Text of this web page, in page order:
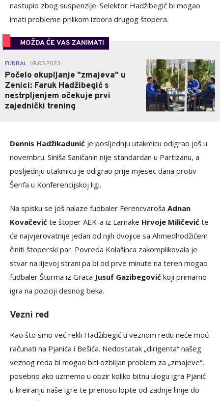
nastupio zbog suspenzije. Selektor Hadžibegić bi mogao
imati probleme prilikom izbora drugog štopera.
MOŽDA ĆE VAS ZANIMATI
FUDBAL 19.03.2023.
Počelo okupljanje "zmajeva" u
Zenici: Faruk Hadžibegić s
nestrpljenjem očekuje prvi
zajednički trening
0
Dennis Hadžikadunić je posljednju utakmicu odigrao još u
novembru. Siniša Saničanin nije standardan u Partizanu, a
posljednju utakmicu je odigrao prije mjesec dana protiv
Šerifa u Konferencijskoj ligi.
Na spisku se još nalaze fudbaler Ferencvaroša Adnan
Kovačević te štoper AEK-a iz Larnake Hrvoje Miličević te
će najvjerovatnije jedan od njih dvojice sa Ahmedhodžićem
činiti štoperski par. Povreda Kolašinca zakomplikovala je
stvar na lijevoj strani pa bi od prve minute na teren mogao
fudbaler Šturma iz Graca Jusuf Gazibegović koji primarno
igra na poziciji desnog beka.
Vezni red
Kao što smo već rekli Hadžibegić u veznom redu neće moći
računati na Pjanića i Bešića. Nedostatak „dirigenta“ našeg
veznog reda bi mogao biti ozbiljan problem za „zmajeve“,
posebno ako uzmemo u obzir koliko bitnu ulogu igra Pjanić
u kreiranju naše igre te prenosu lopte od zadnje linije do